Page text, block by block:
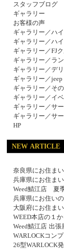
スタッフブログ
ギャラリー
お客様の声
ギャラリー／ハ
ギャラリー／ハ
ギャラリー／FJ
ギャラリー／ラ
ギャラリー／デ
ギャラリー／jeep
ギャラリー／そ
ギャラリー／イ
ギャラリー／サ
ギャラリー／サ
HP
NEW ARTICLE
奈良県にお住ま
兵庫県にお住ま
Weed鯖江店 夏
兵庫県にお住い
大阪府にお住ま
WEED本店の１
Weed鯖江店 出
WARLOCKコン
26型WARLOCK